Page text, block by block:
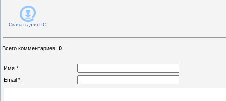
Скачать для PC
Всего комментариев: 0
Имя *:
Email *: